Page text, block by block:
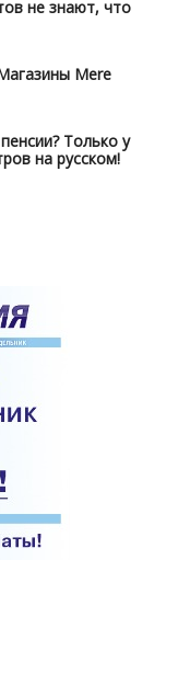
не знают, что
Mere
Только у
на русском!